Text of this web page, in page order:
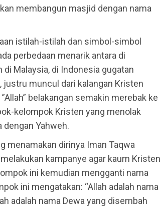
membangun masjid dengan nama
istilah-istilah dan simbol-simbol
perbedaan menarik antara di
Malaysia, di Indonesia gugatan
justru muncul dari kalangan Kristen
belakangan semakin merebak ke
kelompok Kristen yang menolak
dengan Yahweh.
menamakan dirinya Iman Taqwa
kampanye agar kaum Kristen
ini kemudian mengganti nama
ini mengatakan: “Allah adalah nama
adalah nama Dewa yang disembah